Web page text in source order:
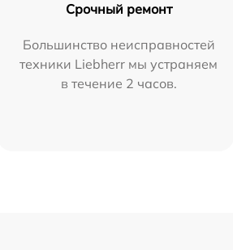
Срочный ремонт
Большинство неисправностей
техники Liebherr мы устраняем
в течение 2 часов.